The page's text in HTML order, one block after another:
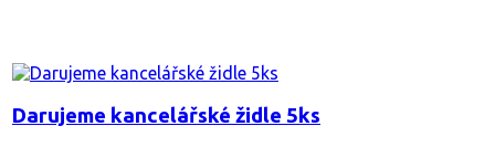
Darujeme kancelářské židle 5ks